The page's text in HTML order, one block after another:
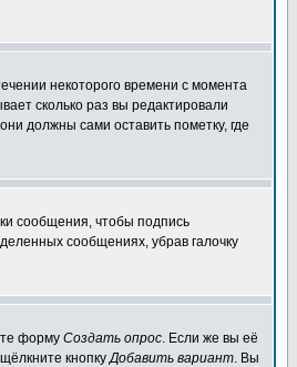
некоторого времени с момента
сколько раз вы редактировали
должны сами оставить пометку, где
сообщения, чтобы подпись
сообщениях, убрав галочку
форму Создать опрос. Если же вы её
кнопкуДобавить вариант. Вы